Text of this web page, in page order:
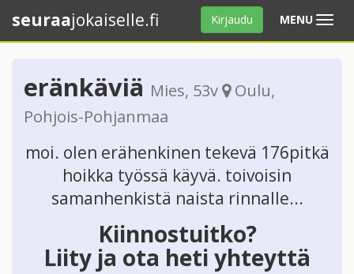
MENU Avaa
valikko
seuraajokaiselle.fi Kirjaudu
eränkäviä Mies, 53v Oulu,
Pohjois-Pohjanmaa
moi. olen erähenkinen tekevä 176pitkä
hoikka työssä käyvä. toivoisin
samanhenkistä naista rinnalle...
Kiinnostuitko?
Liity ja ota heti yhteyttä